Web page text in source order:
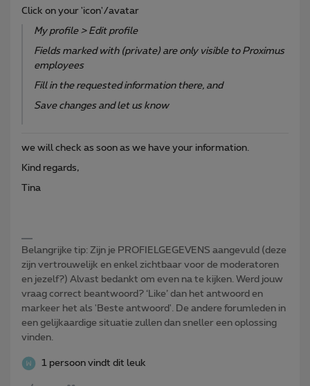
Click on your 'icon'/avatar
My profile > Edit profile
Fields marked with (private) are only visible to Proximus
employees
Fill in the requested information there, and
Save changes and let us know
we will check as soon as we have your information.
Kind regards,
Tina
Belangrijke tip: Zijn je PROFIELGEGEVENS aangevuld (deze
zijn vertrouwelijk en enkel zichtbaar voor de moderatoren
en jezelf?) Alvast bedankt om even na te kijken. Werd jouw
vraag correct beantwoord? ‘Like’ dan het antwoord en
markeer het als 'Beste antwoord'. De andere forumleden in
een gelijkaardige situatie zullen dan sneller een oplossing
vinden.
1 persoon vindt dit leuk